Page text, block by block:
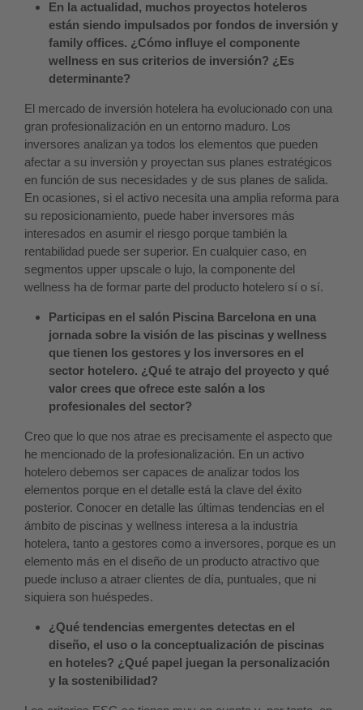
En la actualidad, muchos proyectos hoteleros
están siendo impulsados por fondos de inversión y
family offices. ¿Cómo influye el componente
wellness en sus criterios de inversión? ¿Es
determinante?
El mercado de inversión hotelera ha evolucionado con una
gran profesionalización en un entorno maduro. Los
inversores analizan ya todos los elementos que pueden
afectar a su inversión y proyectan sus planes estratégicos
en función de sus necesidades y de sus planes de salida.
En ocasiones, si el activo necesita una amplia reforma para
su reposicionamiento, puede haber inversores más
interesados en asumir el riesgo porque también la
rentabilidad puede ser superior. En cualquier caso, en
segmentos upper upscale o lujo, la componente del
wellness ha de formar parte del producto hotelero sí o sí.
Participas en el salón Piscina Barcelona en una
jornada sobre la visión de las piscinas y wellness
que tienen los gestores y los inversores en el
sector hotelero. ¿Qué te atrajo del proyecto y qué
valor crees que ofrece este salón a los
profesionales del sector?
Creo que lo que nos atrae es precisamente el aspecto que
he mencionado de la profesionalización. En un activo
hotelero debemos ser capaces de analizar todos los
elementos porque en el detalle está la clave del éxito
posterior. Conocer en detalle las últimas tendencias en el
ámbito de piscinas y wellness interesa a la industria
hotelera, tanto a gestores como a inversores, porque es un
elemento más en el diseño de un producto atractivo que
puede incluso a atraer clientes de día, puntuales, que ni
siquiera son huéspedes.
¿Qué tendencias emergentes detectas en el
diseño, el uso o la conceptualización de piscinas
en hoteles? ¿Qué papel juegan la personalización
y la sostenibilidad?